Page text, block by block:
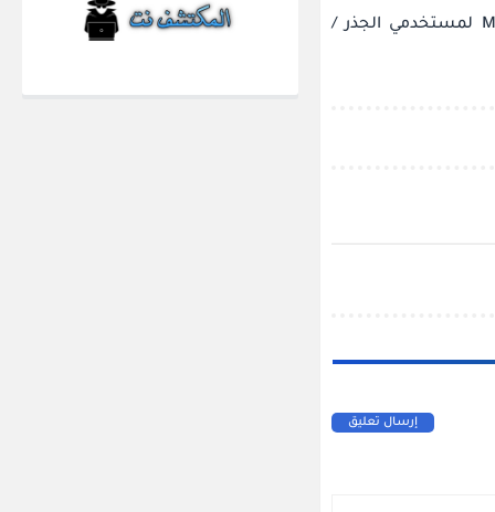
لمستخدمي وحدة التحكم ، في حين أن 58٪ من المؤسسات لا تفرض MFA لمستخدمي الجذر /
إرسال تعليق